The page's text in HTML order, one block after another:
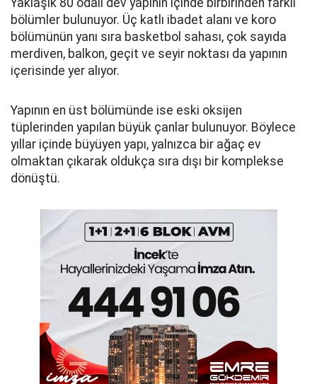
bölümler bulunuyor. Üç katlı ibadet alanı ve koro
bölümünün yanı sıra basketbol sahası, çok sayıda
merdiven, balkon, geçit ve seyir noktası da yapının
içerisinde yer alıyor.
Yapının en üst bölümünde ise eski oksijen
tüplerinden yapılan büyük çanlar bulunuyor. Böylece
yıllar içinde büyüyen yapı, yalnızca bir ağaç ev
olmaktan çıkarak oldukça sıra dışı bir komplekse
dönüştü.